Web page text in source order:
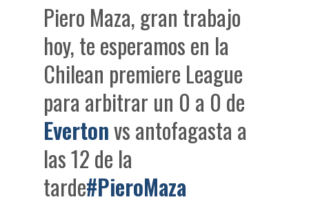
Piero Maza, gran trabajo
hoy, te esperamos en la
Chilean premiere League
para arbitrar un 0 a 0 de
Evertonvs antofagasta a
las 12 de la
tarde#PieroMaza